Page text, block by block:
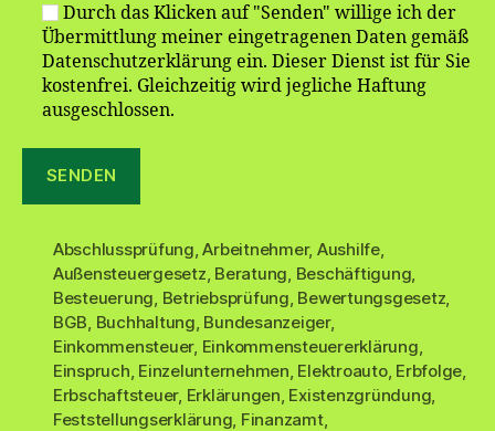
Durch das Klicken auf "Senden" willige ich der
Übermittlung meiner eingetragenen Daten gemäß
Datenschutzerklärung ein. Dieser Dienst ist für Sie
kostenfrei. Gleichzeitig wird jegliche Haftung
ausgeschlossen.
Abschlussprüfung ,Arbeitnehmer, Aushilfe,
Außensteuergesetz Beratung Beschäftigung
Besteuerung Betriebsprüfung Bewertungsgesetz
BGB Buchhaltung Bundesanzeiger,
Einkommensteuer, Einkommensteuererklärung
Einspruch Einzelunternehmen Elektroauto, Erbfolge
Erbschaftsteuer, Erklärungen Existenzgründung
Feststellungserklärung Finanzamt,